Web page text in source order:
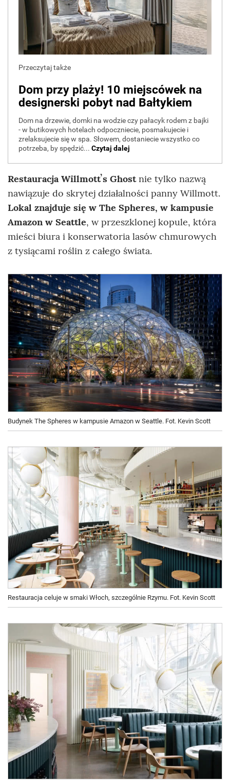
Restauracja Willmottʼs Ghostnie tylko nazwą
nawiązuje do skrytej działalności panny Willmott.
Lokal znajduje się w The Spheres, w kampusie
Amazon w Seattle, w przeszklonej kopule, która
mieści biura i konserwatoria lasów chmurowych
z tysiącami roślin z całego świata.
Budynek The Spheres w kampusie Amazon w Seattle. Fot. Kevin Scott
Restauracja celuje w smaki Włoch, szczególnie Rzymu. Fot. Kevin Scott